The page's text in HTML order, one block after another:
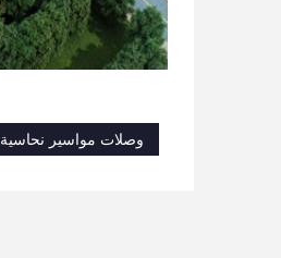
وصلات مواسير نحاسية